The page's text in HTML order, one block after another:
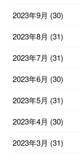
2023年9月 (30)
2023年8月 (31)
2023年7月 (31)
2023年6月 (30)
2023年5月 (31)
2023年4月 (30)
2023年3月 (31)